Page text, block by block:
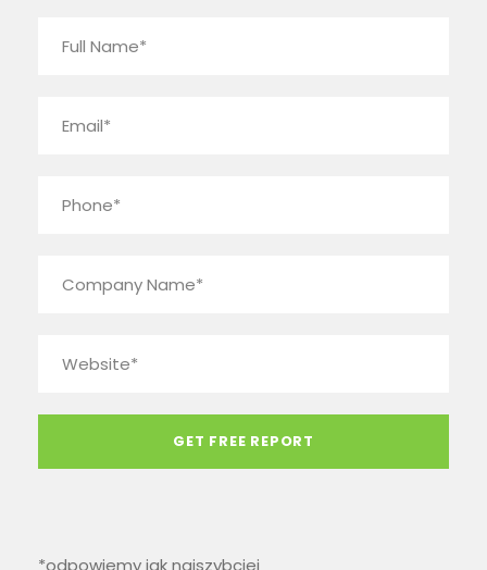
*odpowiemy jak najszybciej